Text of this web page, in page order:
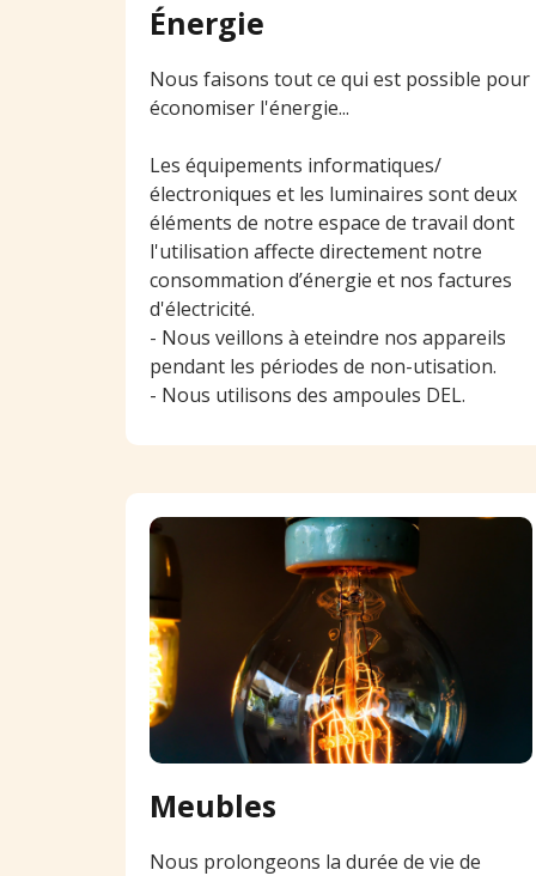
Énergie
Nous faisons tout ce qui est possible pour
économiser l'énergie...
Les équipements informatiques/
électroniques et les luminaires sont deux
éléments de notre espace de travail dont
l'utilisation affecte directement notre
consommation d’énergie et nos factures
d'électricité.
- Nous veillons à eteindre nos appareils
pendant les périodes de non-utisation.
- Nous utilisons des ampoules DEL.
Meubles
Nous prolongeons la durée de vie de